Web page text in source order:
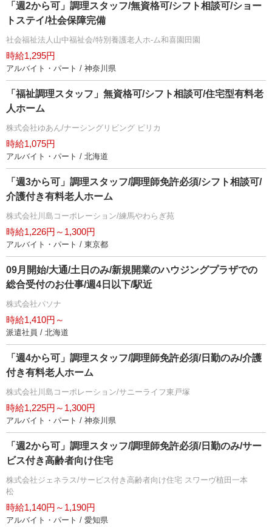
「週2から可」調理スタッフ/無資格可/シフト相談可/ショー
トステイ/社会保障完備
社会福祉法人山中福祉会/特別養護老人ホ-ム和喜園田園
時給1,295円
アルバイト・パート / 神奈川県
「福祉調理スタッフ」無資格可/シフト相談可/住宅型有料老
人ホーム
株式会社ゆあん/ナーシングリビング ピリカ
時給1,075円
アルバイト・パート / 北海道
「週3から可」調理スタッフ/調理師免許必須/シフト相談可/
介護付き有料老人ホーム
株式会社川島コーポレーション/練馬やわらぎ苑
時給1,226円～1,300円
アルバイト・パート / 東京都
09月開始/大通/土日のみ/新規開業のハウジングプラザでの
総合受付のお仕事/週4日以下/駅近
株式会社パソナ
時給1,410円～
派遣社員 / 北海道
「週4から可」調理スタッフ/調理師免許必須/日勤のみ/介護
付き有料老人ホーム
株式会社川島コーポレーション/サニーライフ東戸塚
時給1,225円～1,300円
アルバイト・パート / 神奈川県
「週2から可」調理スタッフ/調理師免許必須/日勤のみ/サー
ビス付き高齢者向け住宅
株式会社ジェネラス/サービス付き高齢者向け住宅 スワーヴ植田一本
松
時給1,140円～1,190円
アルバイト・パート / 愛知県